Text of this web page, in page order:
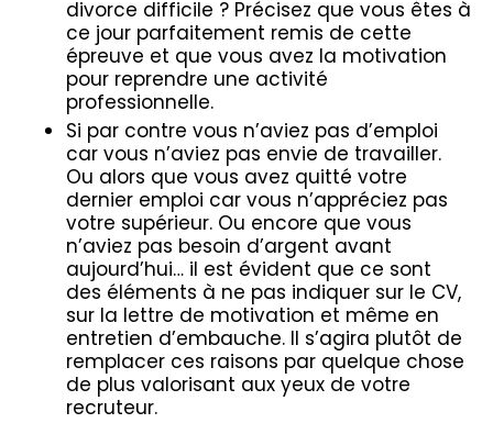
divorce difficile ? Précisez que vous êtes à
ce jour parfaitement remis de cette
épreuve et que vous avez la motivation
pour reprendre une activité
professionnelle.
Si par contre vous n’aviez pas d’emploi
car vous n’aviez pas envie de travailler.
Ou alors que vous avez quitté votre
dernier emploi car vous n’appréciez pas
votre supérieur. Ou encore que vous
n’aviez pas besoin d’argent avant
aujourd’hui… il est évident que ce sont
des éléments à ne pas indiquer sur le CV,
sur la lettre de motivation et même en
entretien d’embauche. Il s’agira plutôt de
remplacer ces raisons par quelque chose
de plus valorisant aux yeux de votre
recruteur.